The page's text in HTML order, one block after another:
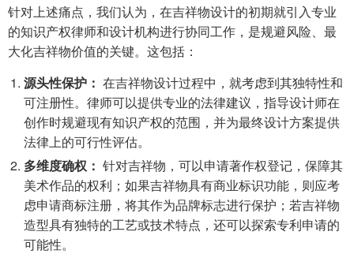
针对上述痛点，我们认为，在吉祥物设计的初期就引入专业
的知识产权律师和设计机构进行协同工作，是规避风险、最
大化吉祥物价值的关键。这包括：
源头性保护： 在吉祥物设计过程中，就考虑到其独特性和
可注册性。律师可以提供专业的法律建议，指导设计师在
创作时规避现有知识产权的范围，并为最终设计方案提供
法律上的可行性评估。
多维度确权： 针对吉祥物，可以申请著作权登记，保障其
美术作品的权利；如果吉祥物具有商业标识功能，则应考
虑申请商标注册，将其作为品牌标志进行保护；若吉祥物
造型具有独特的工艺或技术特点，还可以探索专利申请的
可能性。